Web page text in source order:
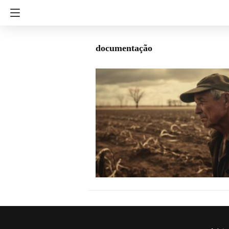
documentação